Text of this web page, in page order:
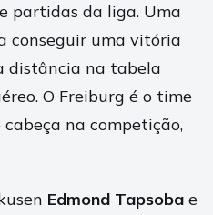
partidas da liga. Uma
conseguir uma vitória
distância na tabela
O Freiburg é o time
na competição,
Edmond Tapsoba e